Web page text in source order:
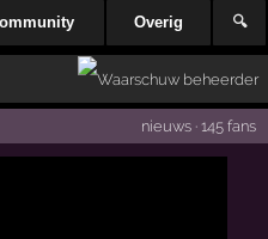
Overig 🔍
nieuws· 145 fans